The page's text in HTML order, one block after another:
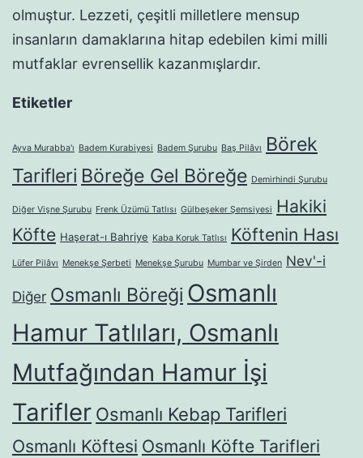
olmuştur. Lezzeti, çeşitli milletlere mensup
insanların damaklarına hitap edebilen kimi milli
mutfaklar evrensellik kazanmışlardır.
Etiketler
Ayva Murabba'ı Badem Kurabiyesi Badem Şurubu Baş Pilâvı
Börek
Tarifleri Böreğe Gel Böreğe Demirhindi Şurubu
Diğer Vişne Şurubu Frenk Üzümü Tatlısı Gülbeşeker Şemsiyesi Hakiki
Köfte Haşerat-ı Bahriye Kaba Koruk Tatlısı Köftenin Hası
Lüfer Pilâvı Menekşe Şerbeti Menekşe Şurubu Mumbar ve Şirden Nev'-i
Diğer Osmanlı Böreği Osmanlı
Hamur Tatlıları, Osmanlı
Mutfağından Hamur İşi
Tarifler Osmanlı Kebap Tarifleri
Osmanlı Köftesi Osmanlı Köfte Tarifleri